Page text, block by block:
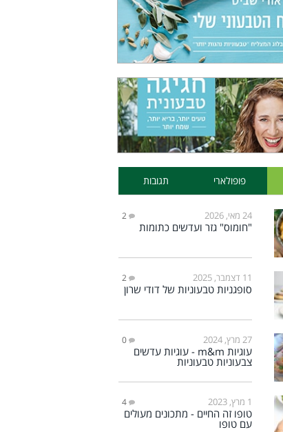
פופולארי תגובות
24 מאי, 2026 2
"חומוס" גזר ועדשים כתומות
11 דצמבר, 2025 2
סופגניות טבעוניות של דודי שרון
27 מרץ, 2024 0
עוגיות m&m - עוגיות עדשים
צבעוניות טבעוניות
1 מרץ, 2023 4
טופו זה החיים - מתכונים מעולים
עם טופו